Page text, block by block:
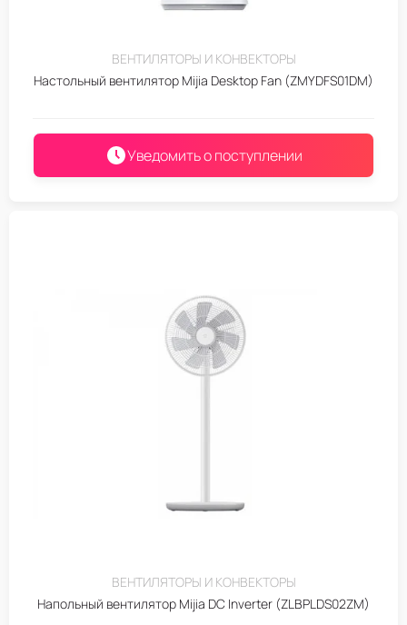
ВЕНТИЛЯТОРЫ И КОНВЕКТОРЫ
Настольный вентилятор Mijia Desktop Fan (ZMYDFS01DM)
Уведомить о поступлении
ВЕНТИЛЯТОРЫ И КОНВЕКТОРЫ
Напольный вентилятор Mijia DC Inverter (ZLBPLDS02ZM)